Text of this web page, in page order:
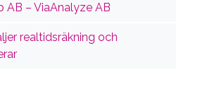
AB – ViaAnalyze AB
realtidsräkning och